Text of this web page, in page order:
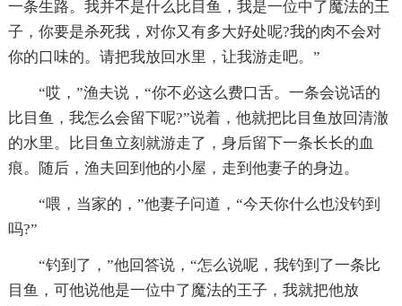
一条生路。我并不是什么比目鱼，我是一位中了魔法的王
子，你要是杀死我，对你又有多大好处呢?我的肉不会对
你的口味的。请把我放回水里，让我游走吧。”
“哎，”渔夫说，“你不必这么费口舌。一条会说话的
比目鱼，我怎么会留下呢?”说着，他就把比目鱼放回清澈
的水里。比目鱼立刻就游走了，身后留下一条长长的血
痕。随后，渔夫回到他的小屋，走到他妻子的身边。
“喂，当家的，”他妻子问道，“今天你什么也没钓到
吗?”
“钓到了，”他回答说，“怎么说呢，我钓到了一条比
目鱼，可他说他是一位中了魔法的王子，我就把他放